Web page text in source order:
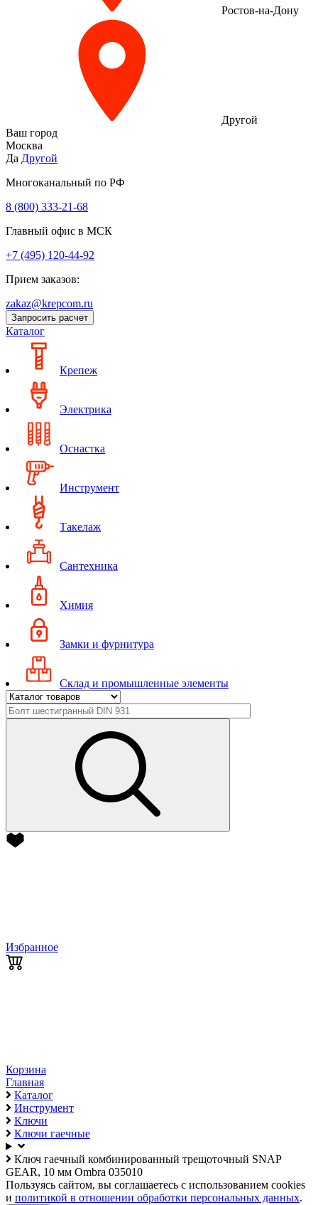
Ростов-на-Дону
Другой
Ваш город
Москва
Да Другой
Многоканальный по РФ
8 (800) 333‑21-68
Главный офис в МСК
+7 (495) 120-44-92
Прием заказов:
zakaz@krepcom.ru
Запросить расчет
Каталог
Крепеж
Электрика
Оснастка
Инструмент
Такелаж
Сантехника
Химия
Замки и фурнитура
Склад и промышленные элементы
Избранное
Корзина
Главная
Каталог
Инструмент
Ключи
Ключи гаечные
Ключ гаечный комбинированный трещоточный SNAP
GEAR, 10 мм Ombra 035010
Пользуясь сайтом, вы соглашаетесь с использованием cookies
и политикой в отношении обработки персональных данных.